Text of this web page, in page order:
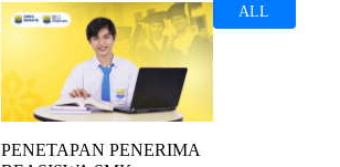
PENETAPAN PENERIMA
ALL